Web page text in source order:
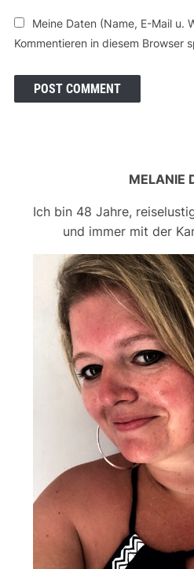
Meine Daten (Name, E-Mail u.
Kommentieren in diesem Browser
MELANIE
Ich bin 48 Jahre,
und immer mit der